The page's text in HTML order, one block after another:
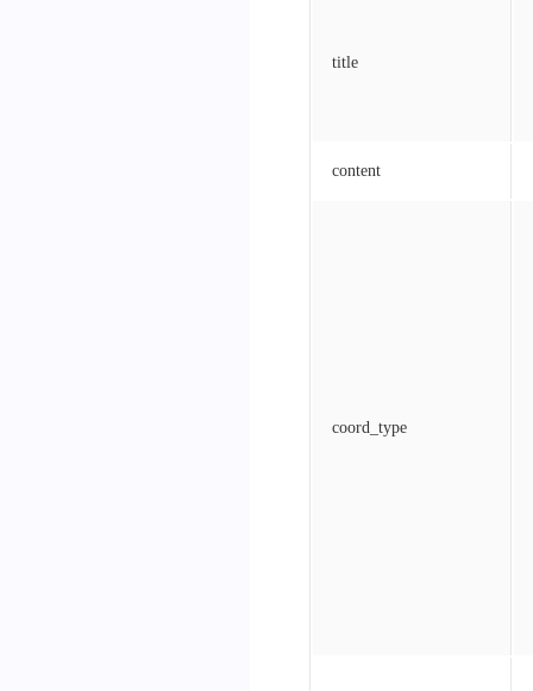
title
content
coord_type